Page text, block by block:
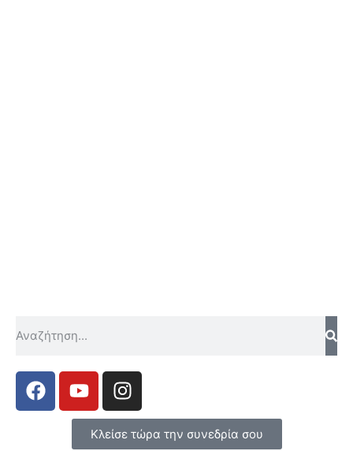
Κλείσε τώρα την συνεδρία σου